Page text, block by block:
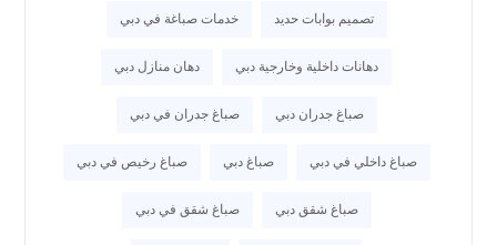
تصميم بوابات حديد خدمات صباغة في دبي
دهانات داخلية وخارجية دبي دهان منازل دبي
صباغ جدران دبي صباغ جدران في دبي
صباغ داخلي في دبي صباغ دبي صباغ رخيص في دبي
صباغ شقق دبي صباغ شقق في دبي